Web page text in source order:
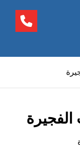
الفجيرة